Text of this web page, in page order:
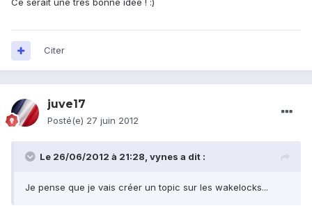
Ce serait une très bonne idée ! :)
Citer
juve17
Posté(e) 27 juin 2012
Le 26/06/2012 à 21:28, vynes a dit :
Je pense que je vais créer un topic sur les wakelocks...